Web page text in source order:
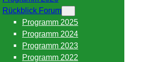
Rückblick Forum
Programm 2025
Programm 2024
Programm 2023
Programm 2022